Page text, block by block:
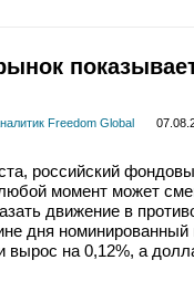
Freedom Global
российский
момент может
движение в
дня номинированный
вырос на 0,12%, а